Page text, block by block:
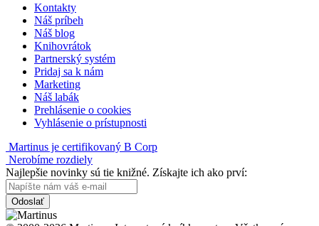
Kontakty
Náš príbeh
Náš blog
Knihovrátok
Partnerský systém
Pridaj sa k nám
Marketing
Náš labák
Prehlásenie o cookies
Vyhlásenie o prístupnosti
Martinus je certifikovaný B Corp
Nerobíme rozdiely
Najlepšie novinky sú tie knižné. Získajte ich ako prví:
Odoslať